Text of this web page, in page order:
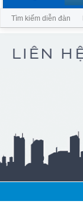
Tìm kiếm diễn đàn